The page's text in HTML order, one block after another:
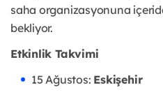
saha organizasyonuna
bekliyor.
Etkinlik Takvimi
15 Ağustos: Eskişehir